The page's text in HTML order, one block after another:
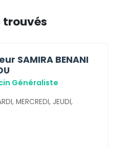
trouvés
SAMIRA BENANI
Généraliste
MERCREDI, JEUDI,